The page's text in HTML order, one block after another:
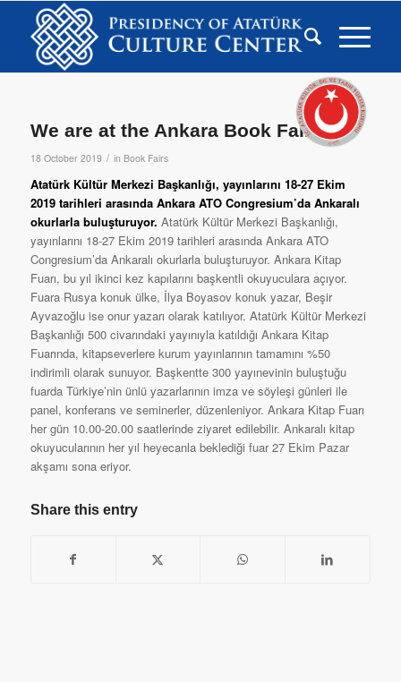
We are at the Ankara Book Fair.
18 October 2019 / in Book Fairs
Atatürk Kültür Merkezi Başkanlığı, yayınlarını 18-27 Ekim
2019 tarihleri arasında Ankara ATO Congresium’da Ankaralı
okurlarla buluşturuyor. Atatürk Kültür Merkezi Başkanlığı,
yayınlarını 18-27 Ekim 2019 tarihleri arasında Ankara ATO
Congresium’da Ankaralı okurlarla buluşturuyor. Ankara Kitap
Fuarı, bu yıl ikinci kez kapılarını başkentli okuyuculara açıyor.
Fuara Rusya konuk ülke, İlya Boyasov konuk yazar, Beşir
Ayvazoğlu ise onur yazarı olarak katılıyor. Atatürk Kültür Merkezi
Başkanlığı 500 civarındaki yayınıyla katıldığı Ankara Kitap
Fuarında, kitapseverlere kurum yayınlarının tamamını %50
indirimli olarak sunuyor. Başkentte 300 yayınevinin buluştuğu
fuarda Türkiye’nin ünlü yazarlarının imza ve söyleşi günleri ile
panel, konferans ve seminerler, düzenleniyor. Ankara Kitap Fuarı
her gün 10.00-20.00 saatlerinde ziyaret edilebilir. Ankaralı kitap
okuyucularının her yıl heyecanla beklediği fuar 27 Ekim Pazar
akşamı sona eriyor.
Share this entry